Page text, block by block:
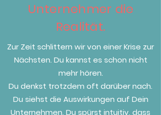
Unternehmer die
Realität.
Zur Zeit schlittern wir von einer Krise zur
Nächsten. Du kannst es schon nicht
mehr hören.
Du denkst trotzdem oft darüber nach.
Du siehst die Auswirkungen auf Dein
Unternehmen. Du spürst intuitiv, dass